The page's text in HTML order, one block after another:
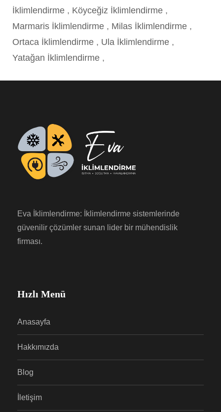
İklimlendirme , Köyceğiz İklimlendirme ,
Marmaris İklimlendirme , Milas İklimlendirme ,
Ortaca İklimlendirme , Ula İklimlendirme ,
Yatağan İklimlendirme ,
Eva İklimlendirme: İklimlendirme sistemlerinde
güvenilir çözümler sunan lider bir mühendislik
firması.
Hızlı Menü
Anasayfa
Hakkımızda
Blog
İletişim